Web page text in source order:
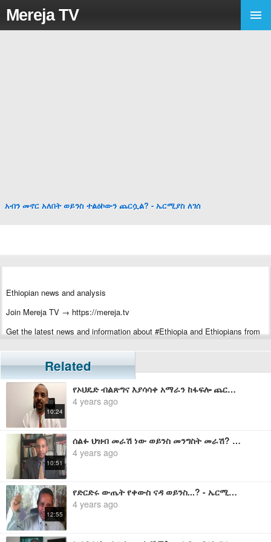
Mereja TV
አብን መኖር አለበት ወይንስ ተልዕኮውን ጨርሷል? - ኤርሚያስ ለገሰ
Ethiopian news and analysis
Join Mereja TV → https://mereja.tv
Get the latest news and information about #Ethiopia and Ethiopians from
For inquiry or additional information, visit Mereja.com
Mereja presents Ethiopian news, Ethiopian music, sports, arts, and
entertainment
Related
10:24
የኦህዴድ ብልጽግና እያሳሳቀ አማራን ከፋፍሎ ጨርሷል - መ/ር ዘመድኩን በቀለ
4 years ago
10:51
ሰልፉ ህዝብ መራሽ ነው ወይንስ መንግስት መራሽ? - ኤርሚያስ ለገሰ
4 years ago
12:55
የድርድሩ ውጤት የቀውስ ናዳ ወይንስ...? - ኤርሚያስ ለገሰ
4 years ago